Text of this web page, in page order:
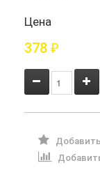
Цена
378 ₽